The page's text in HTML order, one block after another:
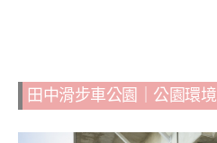
田中滑步車公園｜公園環境